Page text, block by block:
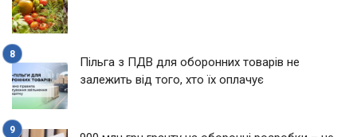
Пільга з ПДВ для оборонних товарів не
залежить від того, хто їх оплачує